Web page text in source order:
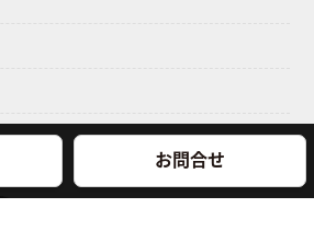
お問合せ